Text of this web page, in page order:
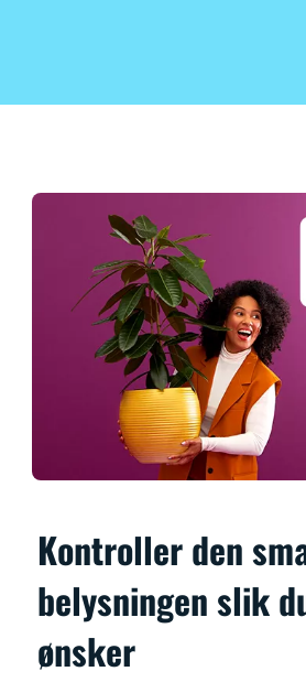
Kontroller den
belysningen slik
ønsker